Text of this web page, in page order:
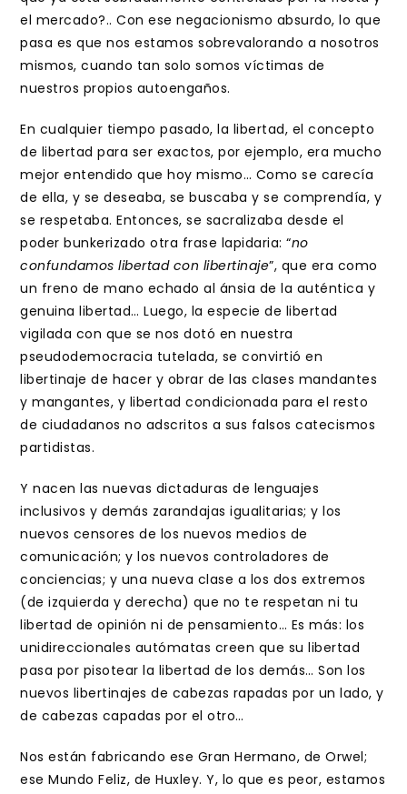
el mercado?.. Con ese negacionismo absurdo, lo que
pasa es que nos estamos sobrevalorando a nosotros
mismos, cuando tan solo somos víctimas de
nuestros propios autoengaños.
En cualquier tiempo pasado, la libertad, el concepto
de libertad para ser exactos, por ejemplo, era mucho
mejor entendido que hoy mismo… Como se carecía
de ella, y se deseaba, se buscaba y se comprendía, y
se respetaba. Entonces, se sacralizaba desde el
poder bunkerizado otra frase lapidaria: “no
confundamos libertad con libertinaje”, que era como
un freno de mano echado al ánsia de la auténtica y
genuina libertad… Luego, la especie de libertad
vigilada con que se nos dotó en nuestra
pseudodemocracia tutelada, se convirtió en
libertinaje de hacer y obrar de las clases mandantes
y mangantes, y libertad condicionada para el resto
de ciudadanos no adscritos a sus falsos catecismos
partidistas.
Y nacen las nuevas dictaduras de lenguajes
inclusivos y demás zarandajas igualitarias; y los
nuevos censores de los nuevos medios de
comunicación; y los nuevos controladores de
conciencias; y una nueva clase a los dos extremos
(de izquierda y derecha) que no te respetan ni tu
libertad de opinión ni de pensamiento… Es más: los
unidireccionales autómatas creen que su libertad
pasa por pisotear la libertad de los demás… Son los
nuevos libertinajes de cabezas rapadas por un lado, y
de cabezas capadas por el otro…
Nos están fabricando ese Gran Hermano, de Orwel;
ese Mundo Feliz, de Huxley. Y, lo que es peor, estamos